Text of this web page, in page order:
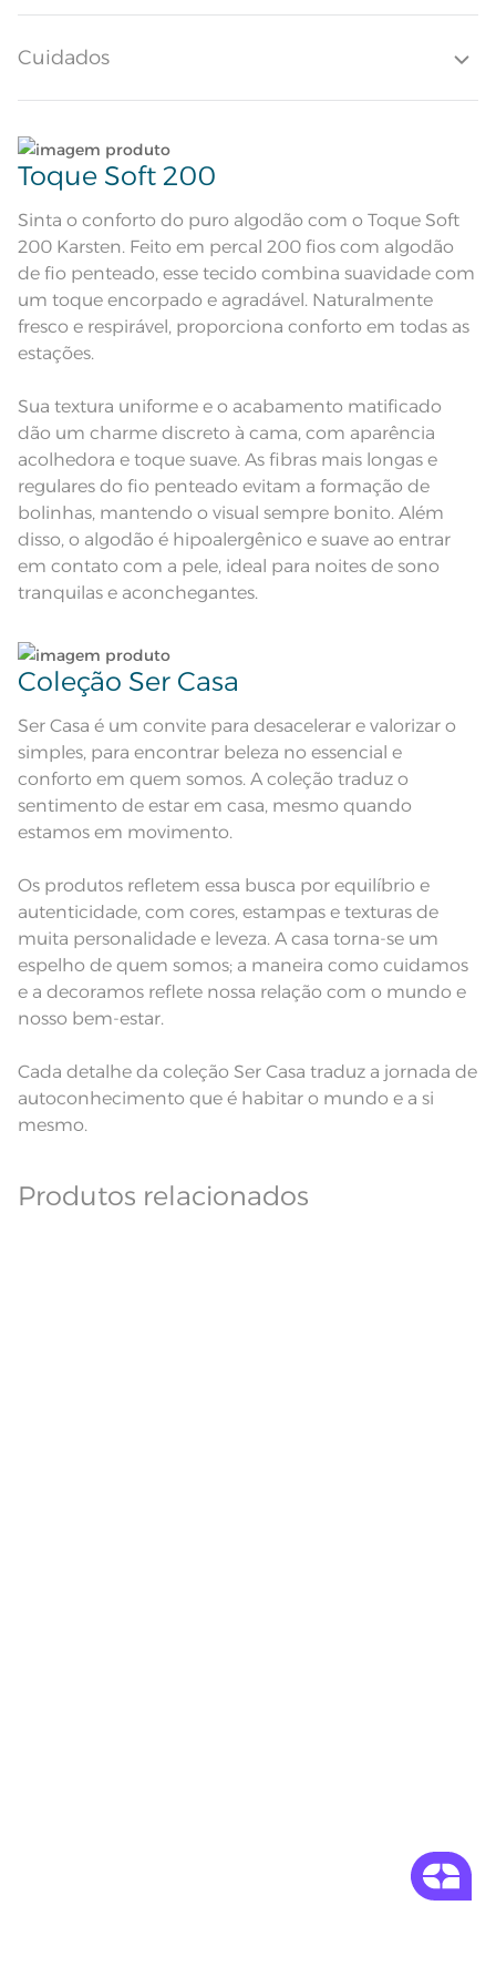
Quantidade de Peças
Fronha com 3 abas de 4cm e
bordado localizado + ponto royal
Descrição Visual
Fronha tinta branca com bordado
localizado de flores e ponto royal
marrom. Sobrelençol e lençol com
elástico com estampa geométrica
em fundo branco.
Composição
Tamanho Queen
Itens Inclusos
1 Lençol com Elástico; 1 Sobrelençol;
2 Fronhas
Medida
Lençol de Elástico: 1,58m x 1,98m x
40cm; Sobrelençol: 2,40m x 2,50m;
Fronha: 50cm x 70cm
Acabamento Tinto Bordado Dimensionado
Lavação a 40ºC; Proibido alvejar;
Observações
aparelho celular. Consultar a cor
produto.
Cuidados
Lave tipos de tecidos distintos separadamente;
Não lave cores claras e cores escuras no mesmo
ciclo;
Lave as peças no ciclo leve, suave ou delicado de
sua lavadora;
Enxágue as peças com bastante água;
Utilize a quantidade mínima de amaciante e sabão;
Leia atentamente as instruções na etiqueta.
Toque Soft 200
Sinta o conforto do puro algodão com o Toque Soft
200 Karsten. Feito em percal 200 fios com algodão
de fio penteado, esse tecido combina suavidade com
um toque encorpado e agradável. Naturalmente
fresco e respirável, proporciona conforto em todas as
estações.
Sua textura uniforme e o acabamento matificado
dão um charme discreto à cama, com aparência
acolhedora e toque suave. As fibras mais longas e
regulares do fio penteado evitam a formação de
bolinhas, mantendo o visual sempre bonito. Além
disso, o algodão é hipoalergênico e suave ao entrar
em contato com a pele, ideal para noites de sono
tranquilas e aconchegantes.
Coleção Ser Casa
Ser Casa é um convite para desacelerar e valorizar o
simples, para encontrar beleza no essencial e
conforto em quem somos. A coleção traduz o
sentimento de estar em casa, mesmo quando
estamos em movimento.
Os produtos refletem essa busca por equilíbrio e
autenticidade, com cores, estampas e texturas de
muita personalidade e leveza. A casa torna-se um
espelho de quem somos; a maneira como cuidamos
e a decoramos reflete nossa relação com o mundo e
nosso bem-estar.
Cada detalhe da coleção Ser Casa traduz a jornada de
autoconhecimento que é habitar o mundo e a si
mesmo.
Produtos relacionados